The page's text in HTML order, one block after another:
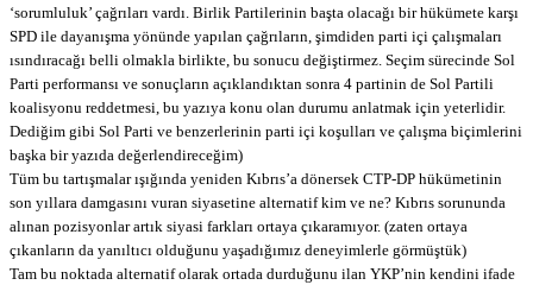
‘sorumluluk’ çağrıları vardı. Birlik Partilerinin başta olacağı bir hükümete karşı
SPD ile dayanışma yönünde yapılan çağrıların, şimdiden parti içi çalışmaları
ısındıracağı belli olmakla birlikte, bu sonucu değiştirmez. Seçim sürecinde Sol
Parti performansı ve sonuçların açıklandıktan sonra 4 partinin de Sol Partili
koalisyonu reddetmesi, bu yazıya konu olan durumu anlatmak için yeterlidir.
Dediğim gibi Sol Parti ve benzerlerinin parti içi koşulları ve çalışma biçimlerini
başka bir yazıda değerlendireceğim)
Tüm bu tartışmalar ışığında yeniden Kıbrıs’a dönersek CTP-DP hükümetinin
son yıllara damgasını vuran siyasetine alternatif kim ve ne? Kıbrıs sorununda
alınan pozisyonlar artık siyasi farkları ortaya çıkaramıyor. (zaten ortaya
çıkanların da yanıltıcı olduğunu yaşadığımız deneyimlerle görmüştük)
Tam bu noktada alternatif olarak ortada durduğunu ilan YKP’nin kendini ifade